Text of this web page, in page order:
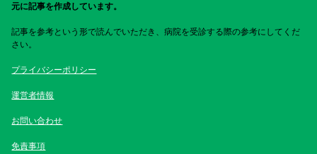
元に記事を作成しています。
記事を参考という形で読んでいただき、病院を受診する際の参考にしてくだ
さい。
プライバシーポリシー
運営者情報
お問い合わせ
免責事項